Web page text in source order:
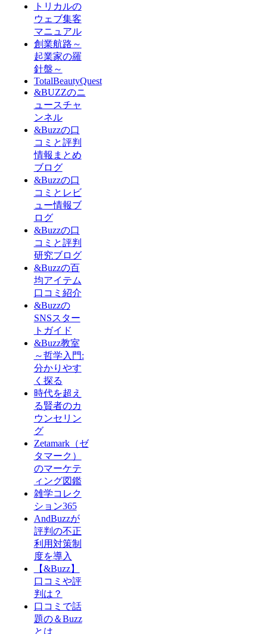
トリカルの
ウェブ集客
マニュアル
創業航路～
起業家の羅
針盤～
TotalBeautyQuest
&BUZZのニ
ュースチャ
ンネル
&Buzzの口
コミと評判
情報まとめ
ブログ
&Buzzの口
コミとレビ
ュー情報ブ
ログ
&Buzzの口
コミと評判
研究ブログ
&Buzzの百
均アイテム
口コミ紹介
&Buzzの
SNSスター
トガイド
&Buzz教室
～哲学入門:
分かりやす
く探る
時代を超え
る賢者のカ
ウンセリン
グ
Zetamark（ゼ
タマーク）
のマーケテ
ィング図鑑
雑学コレク
ション365
AndBuzzが
評判の不正
利用対策制
度を導入
【&Buzz】
口コミや評
判は？
口コミで話
題の＆Buzz
とは